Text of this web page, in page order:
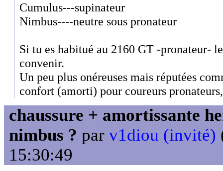
Cumulus---supinateur
Nimbus----neutre sous pronateur
Si tu es habitué au 2160 GT -pronateur-
convenir.
Un peu plus onéreuses mais réputées
confort (amorti) pour coureurs
chaussure + amortissante
nimbus ? par v1diou (invité)
15:30:49